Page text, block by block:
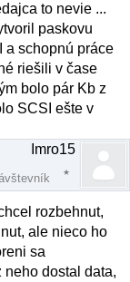
to nevie ...
paskovu
a schopnú práce
riešili v čase
bolo pár Kb z
SCSI ešte v
Imro15
rozbehnut,
ale nieco ho
sa
neho dostal data,